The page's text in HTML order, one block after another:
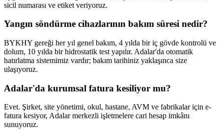
sicil numarası ve etiket veriyoruz.
Yangın söndürme cihazlarının bakım süresi nedir?
BYKHY gereği her yıl genel bakım, 4 yılda bir iç gövde kontrolü ve
dolum, 10 yılda bir hidrostatik test yapılır. Adalar'da otomatik
hatırlatma sistemimiz vardır; bakım tarihiniz yaklaşınca size
ulaşıyoruz.
Adalar'da kurumsal fatura kesiliyor mu?
Evet. Şirket, site yönetimi, okul, hastane, AVM ve fabrikalar için e-
fatura kesiyor, Adalar merkezli işletmelere cari hesap imkânı
sunuyoruz.